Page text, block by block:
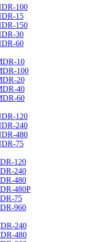
100
15
150
30
60
10
100
20
40
60
120
240
480
75
120
240
480
480P
75
960
240
480